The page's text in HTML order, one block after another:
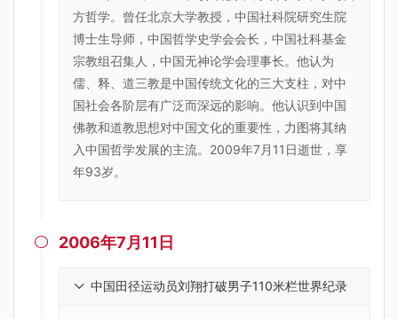
方哲学。曾任北京大学教授，中国社科院研究生院
博士生导师，中国哲学史学会会长，中国社科基金
宗教组召集人，中国无神论学会理事长。他认为
儒、释、道三教是中国传统文化的三大支柱，对中
国社会各阶层有广泛而深远的影响。他认识到中国
佛教和道教思想对中国文化的重要性，力图将其纳
入中国哲学发展的主流。2009年7月11日逝世，享
年93岁。
 2006年7月11日
中国田径运动员刘翔打破男子110米栏世界纪录